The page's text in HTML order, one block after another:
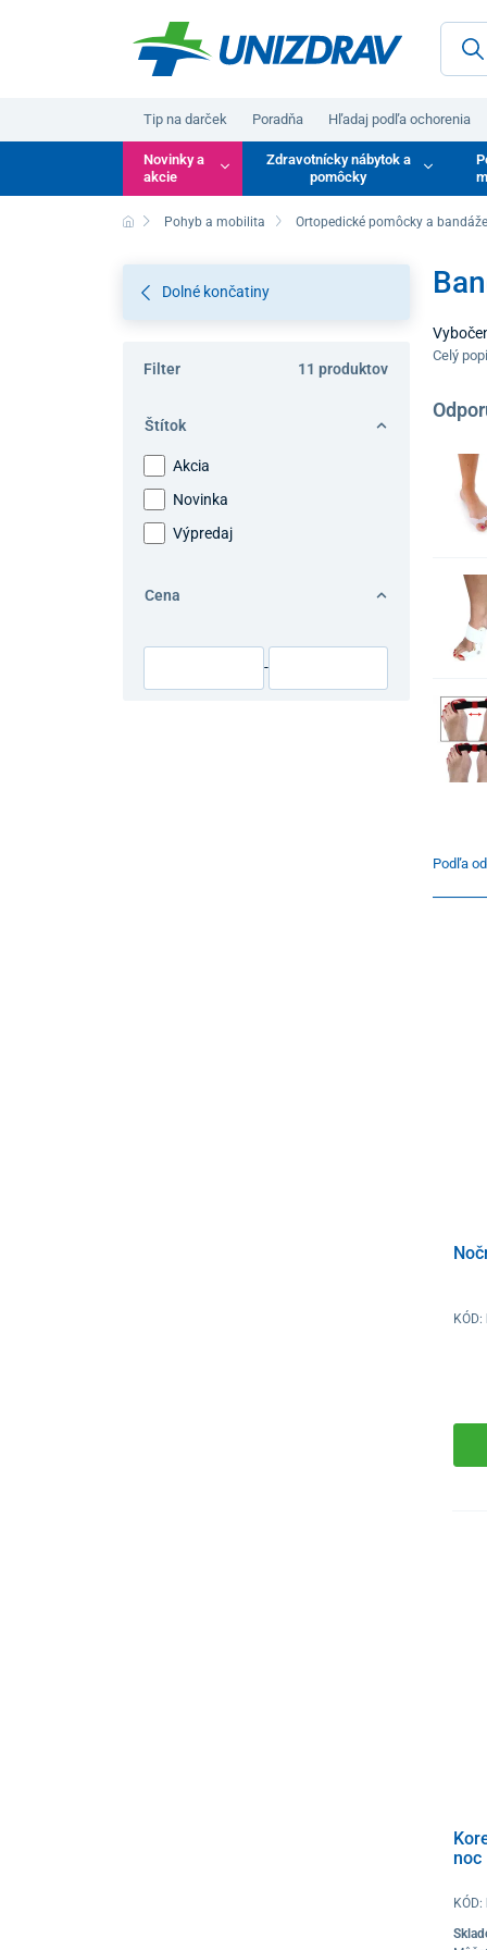
Tip na darček Poradňa Hľadaj podľa ochorenia
Novinky a
akcie
Zdravotnícky nábytok a
pomôcky
Pohyb a mobilita Ortopedické pomôcky a bandáže
Dolné končatiny
Filter 11 produktov
Štítok
Akcia
Novinka
Výpredaj
Cena
-
a
Celý
Podľa
KÓD:
noc
KÓD: